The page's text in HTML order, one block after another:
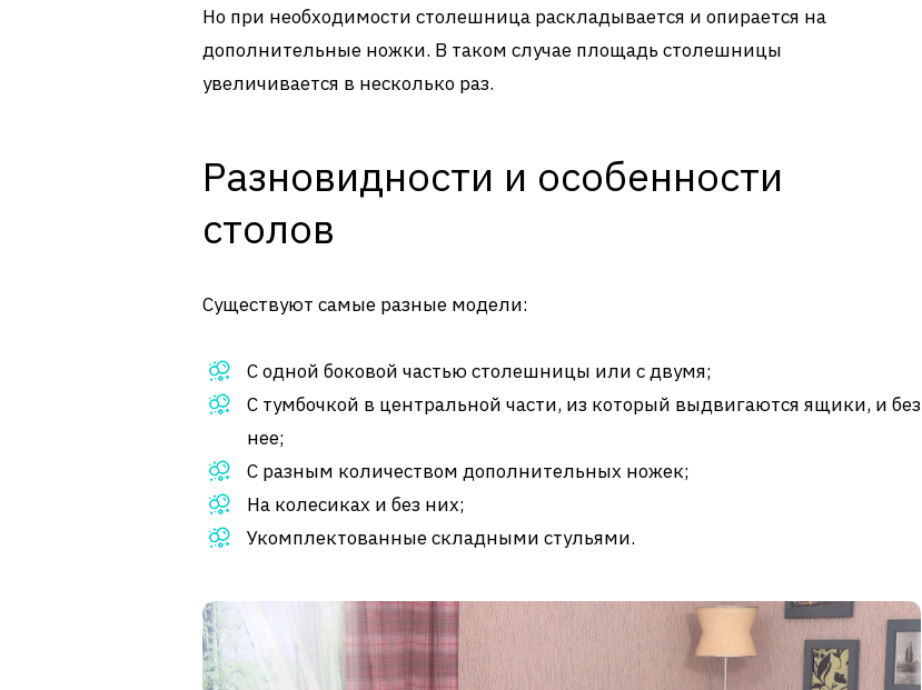
Но при необходимости столешница раскладывается и опирается на
дополнительные ножки. В таком случае площадь столешницы
увеличивается в несколько раз.
Разновидности и особенности
столов
Существуют самые разные модели:
С одной боковой частью столешницы или с двумя;
С тумбочкой в центральной части, из который выдвигаются ящики, и без
нее;
С разным количеством дополнительных ножек;
На колесиках и без них;
Укомплектованные складными стульями.